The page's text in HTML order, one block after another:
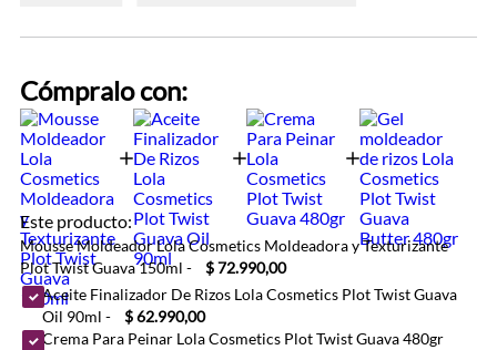
Cómpralo con:
Este producto:
Mousse Moldeador Lola Cosmetics Moldeadora y Texturizante
Plot Twist Guava 150ml -
$ 72.990,00
Aceite Finalizador De Rizos Lola Cosmetics Plot Twist Guava
Oil 90ml -
$ 62.990,00
Crema Para Peinar Lola Cosmetics Plot Twist Guava 480gr